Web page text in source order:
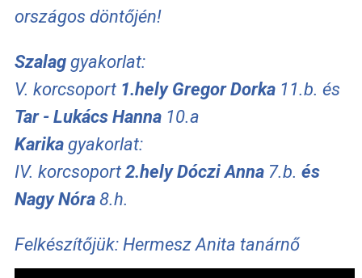
országos döntőjén!
Szalaggyakorlat:
V. korcsoport 1.hely Gregor Dorka11.b. és
Tar - Lukács Hanna10.a
Karikagyakorlat:
IV. korcsoport 2.hely Dóczi Anna7.b. és
Nagy Nóra8.h.
Felkészítőjük: Hermesz Anita tanárnő